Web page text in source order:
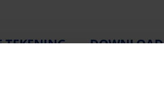
TEKENING DOWNLOAD